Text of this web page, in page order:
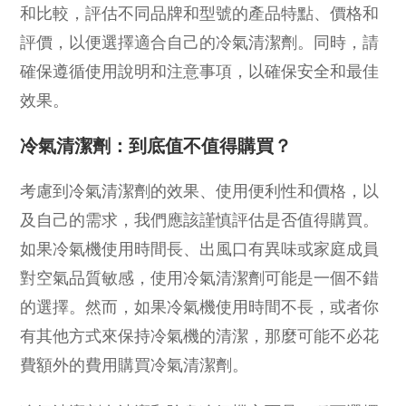
和比較，評估不同品牌和型號的產品特點、價格和
評價，以便選擇適合自己的冷氣清潔劑。同時，請
確保遵循使用說明和注意事項，以確保安全和最佳
效果。
冷氣清潔劑：到底值不值得購買？
考慮到冷氣清潔劑的效果、使用便利性和價格，以
及自己的需求，我們應該謹慎評估是否值得購買。
如果冷氣機使用時間長、出風口有異味或家庭成員
對空氣品質敏感，使用冷氣清潔劑可能是一個不錯
的選擇。然而，如果冷氣機使用時間不長，或者你
有其他方式來保持冷氣機的清潔，那麼可能不必花
費額外的費用購買冷氣清潔劑。